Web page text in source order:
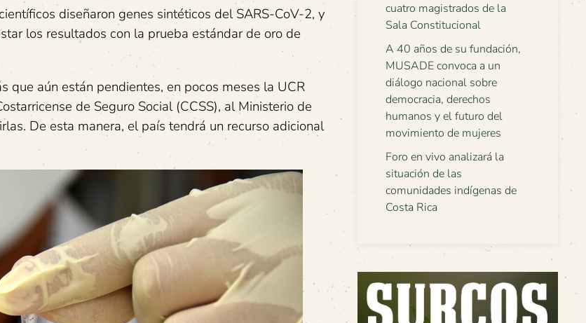
diseñaron genes sintéticos del SARS-CoV-2, y
los resultados con la prueba estándar de oro de
que aún están pendientes, en pocos meses la UCR
de Seguro Social (CCSS), al Ministerio de
De esta manera, el país tendrá un recurso adicional
cuatro magistrados de la
Sala Constitucional
A 40 años de su fundación,
MUSADE convoca a un
diálogo nacional sobre
democracia, derechos
humanos y el futuro del
movimiento de mujeres
Foro en vivo analizará la
situación de las
comunidades indígenas de
Costa Rica